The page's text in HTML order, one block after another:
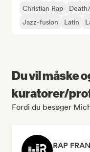
Christian Rap
Jazz-fusion
Latin
Du vil måske
kuratorer/
Fordi du besøger